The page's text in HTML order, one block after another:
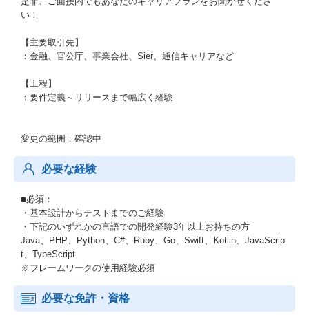
い！
【主要取引先】
：金融、官公庁、事業会社、Sier、通信キャリアなど
【工程】
：要件定義～リリースまで幅広く経験
変更の範囲：確認中
必要な経験
■必須：
・基本設計からテストまでのご経験
・下記のいずれかの言語での開発経験3年以上お持ちの方
Java、PHP、Python、C#、Ruby、Go、Swift、Kotlin、JavaScrip
t、TypeScript
※フレームワークの使用経験必須
必要な免許・資格